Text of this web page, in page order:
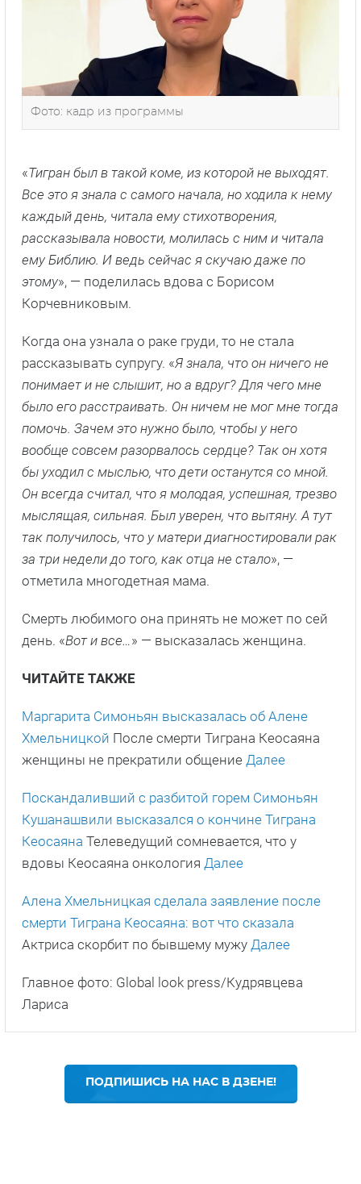
Фото: кадр из программы
«Тигран был в такой коме, из которой не выходят.
Все это я знала с самого начала, но ходила к нему
каждый день, читала ему стихотворения,
рассказывала новости, молилась с ним и читала
ему Библию. И ведь сейчас я скучаю даже по
этому», — поделилась вдова с Борисом
Корчевниковым.
Когда она узнала о раке груди, то не стала
рассказывать супругу. «Я знала, что он ничего не
понимает и не слышит, но а вдруг? Для чего мне
было его расстраивать. Он ничем не мог мне тогда
помочь. Зачем это нужно было, чтобы у него
вообще совсем разорвалось сердце? Так он хотя
бы уходил с мыслью, что дети останутся со мной.
Он всегда считал, что я молодая, успешная, трезво
мыслящая, сильная. Был уверен, что вытяну. А тут
так получилось, что у матери диагностировали рак
за три недели до того, как отца не стало», —
отметила многодетная мама.
Смерть любимого она принять не может по сей
день. «Вот и все…» — высказалась женщина.
ЧИТАЙТЕ ТАКЖЕ
Маргарита Симоньян высказалась об Алене
Хмельницкой После смерти Тиграна Кеосаяна
женщины не прекратили общение Далее
Поскандаливший с разбитой горем Симоньян
Кушанашвили высказался о кончине Тиграна
Кеосаяна Телеведущий сомневается, что у
вдовы Кеосаяна онкология Далее
Алена Хмельницкая сделала заявление после
смерти Тиграна Кеосаяна: вот что сказала
Актриса скорбит по бывшему мужу Далее
Главное фото: Global look press/Кудрявцева
Лариса
ПОДПИШИСЬ НА НАС В ДЗЕНЕ!